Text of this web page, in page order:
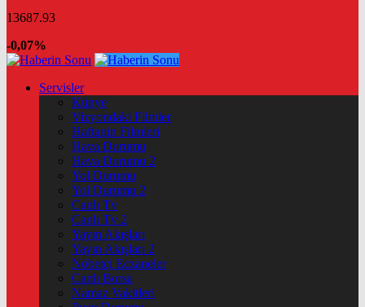
13687.93
-0,07%
Servisler
Künye
Vizyondaki Filmler
Haftanin Filmleri
Hava Durumu
Hava Durumu 2
Yol Durumu
Yol Durumu 2
Canlı Tv
Canlı Tv 2
Yayın Akışları
Yayın Akışları 2
Nöbetçi Eczaneler
Canlı Borsa
Namaz Vakitleri